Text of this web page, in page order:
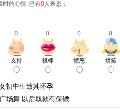
时的心情: 已有0人表态：
0 0 0 0
支持 很棒 愤怒 搞笑
初中生致其怀孕
场舞 以后取款有保镖